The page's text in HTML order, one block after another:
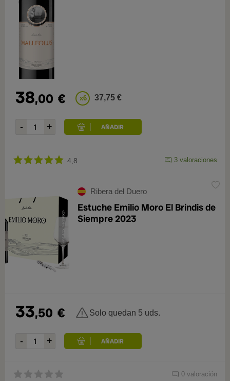
38,00 € x6 37,75 €
4,8 3 valoraciones
Ribera del Duero
Estuche Emilio Moro El Brindis de
Siempre 2023
33,50 € Solo quedan 5 uds.
0 valoración